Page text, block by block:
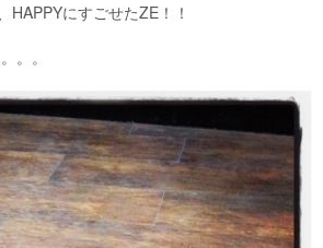
HAPPYにすごせたZE！！
。。